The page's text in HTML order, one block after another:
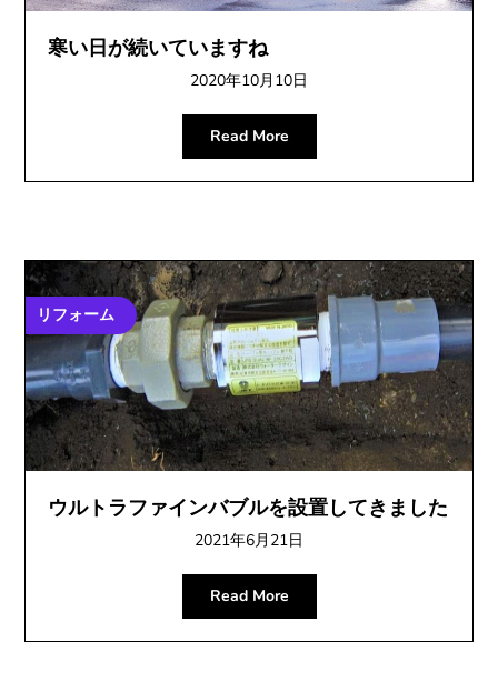
寒い日が続いていますね
2020年10月10日
Read More
リフォーム
ウルトラファインバブルを設置してきました
2021年6月21日
Read More